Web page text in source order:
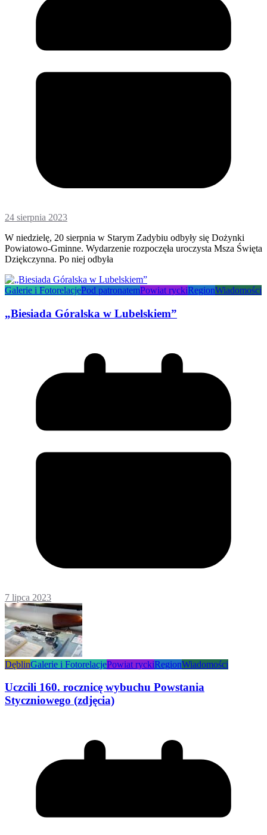
24 sierpnia 2023
W niedzielę, 20 sierpnia w Starym Zadybiu odbyły się Dożynki
Powiatowo-Gminne. Wydarzenie rozpoczęła uroczysta Msza Święta
Dziękczynna. Po niej odbyła
Galerie i FotorelacjePod patronatemPowiat ryckiRegionWiadomości
„Biesiada Góralska w Lubelskiem”
7 lipca 2023
DęblinGalerie i FotorelacjePowiat ryckiRegionWiadomości
Uczcili 160. rocznicę wybuchu Powstania
Styczniowego (zdjęcia)